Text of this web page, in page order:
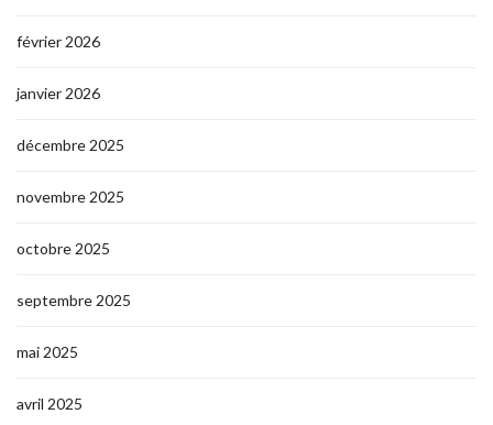
février 2026
janvier 2026
décembre 2025
novembre 2025
octobre 2025
septembre 2025
mai 2025
avril 2025